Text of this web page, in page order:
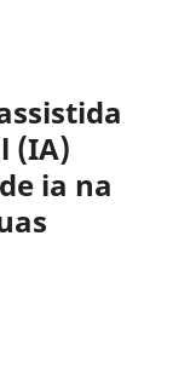
(IA)
ia na